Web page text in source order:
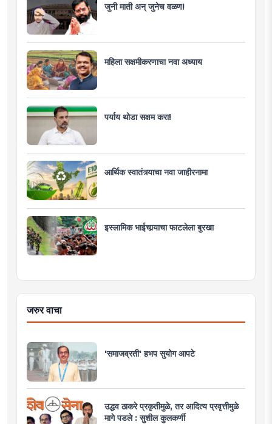
जुनी माती अन् जुनेच वळण!
महिला सक्षमीकरणाचा नवा अध्याय
पर्याय थोडा सक्षम करा!
आर्थिक स्वातंत्र्याचा नवा जाहीरनामा
इस्लामिक भाईचार्‍याचा फाटलेला बुरखा
जरुर वाचा
'समाजव्रती' हभप सुयोग आपटे
उद्धव ठाकरे प्रकृतीमुळे, तर आदित्य प्रवृत्तीमुळे
मागे पडले : सुशील कुलकर्णी